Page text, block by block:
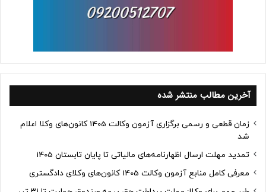
آخرین مطالب منتشر شده
زمان قطعی و رسمی برگزاری آزمون وکالت 1405 کانون‌های وکلا اعلام
شد
تمدید مهلت ارسال اظهارنامه‌های مالیاتی تا پایان تابستان 1405
معرفی کامل منابع آزمون وکالت 1405 کانون‌های وکلای دادگستری